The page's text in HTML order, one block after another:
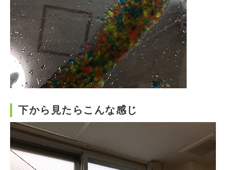
下から見たらこんな感じ